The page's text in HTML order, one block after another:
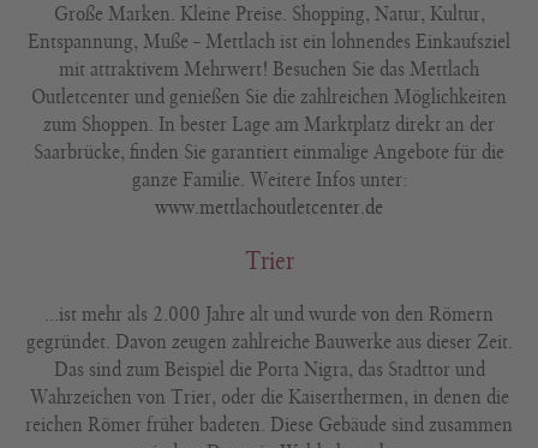
Große Marken. Kleine Preise. Shopping, Natur, Kultur,
Entspannung, Muße – Mettlach ist ein lohnendes Einkaufsziel
mit attraktivem Mehrwert! Besuchen Sie das Mettlach
Outletcenter und genießen Sie die zahlreichen Möglichkeiten
zum Shoppen. In bester Lage am Marktplatz direkt an der
Saarbrücke, finden Sie garantiert einmalige Angebote für die
ganze Familie. Weitere Infos unter:
www.mettlachoutletcenter.de
Trier
…ist mehr als 2.000 Jahre alt und wurde von den Römern
gegründet. Davon zeugen zahlreiche Bauwerke aus dieser Zeit.
Das sind zum Beispiel die Porta Nigra, das Stadttor und
Wahrzeichen von Trier, oder die Kaiserthermen, in denen die
reichen Römer früher badeten. Diese Gebäude sind zusammen